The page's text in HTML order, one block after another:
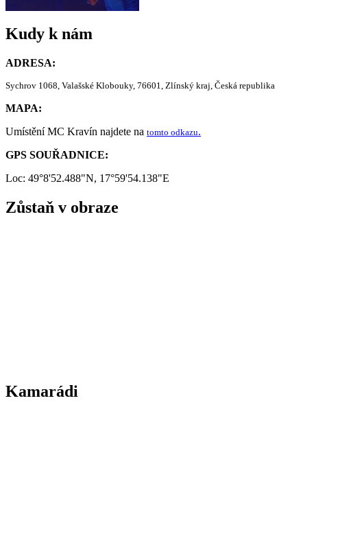
Kudy k nám
ADRESA:
Sychrov 1068, Valašské Klobouky, 76601, Zlínský kraj, Česká republika
MAPA:
Umístění MC Kravín najdete na tomto odkazu.
GPS SOUŘADNICE:
Loc: 49°8'52.488"N, 17°59'54.138"E
Zůstaň v obraze
Kamarádi